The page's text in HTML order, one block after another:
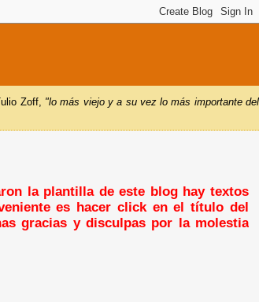
Zoff, "lo más viejo y a su vez lo más importante del
la plantilla de este blog hay textos
es hacer click en el título del
gracias y disculpas por la molestia